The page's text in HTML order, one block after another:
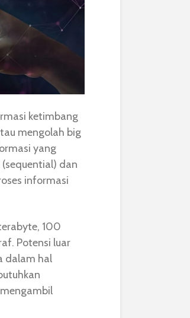
ketimbang
mengolah big
yang
dan
informasi
100
Potensi luar
dalam hal